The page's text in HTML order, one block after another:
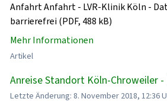
Anfahrt Anfahrt - LVR-Klinik Köln -
barrierefrei (PDF, 488 kB)
Mehr Informationen
Artikel
Anreise Standort Köln-Chroweiler -
Letzte Änderung: 8. November 2018, 12:36